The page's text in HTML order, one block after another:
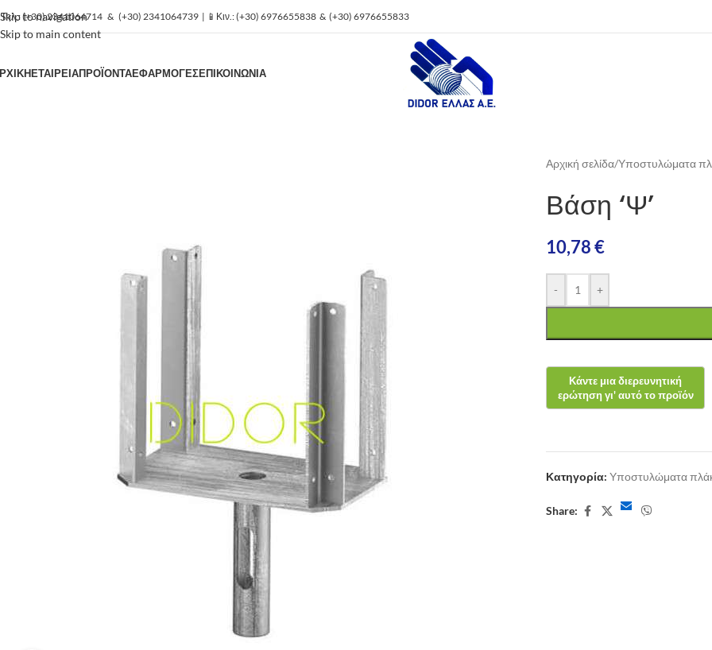
Skip to navigation
Skip to main content
(+30) 2341064714 & (+30) 2341064739 | 📱Κιν.:(+30) 6976655838 & (+30) 6976655833
ΕΤΑΙΡΕΙΑΠΡΟΪΟΝΤΑΕΦΑΡΜΟΓΕΣΕΠΙΚΟΙΝΩΝΙΑ
Αρχική σελίδα/Υποστυλώματα
Βάση ‘Ψ’
10,78€
- +
Κατηγορία: Υποστυλώματα
Share: